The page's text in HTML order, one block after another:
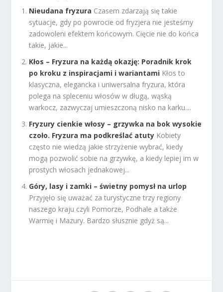
Nieudana fryzura Czasem zdarzają się takie
sytuacje, gdy po powrocie od fryzjera nie jesteśmy
zadowoleni efektem końcowym. Cięcie nie do końca
takie, jakie...
Kłos – Fryzura na każdą okazję: Poradnik krok
po kroku z inspiracjami i wariantami Kłos to
klasyczna, elegancka i uniwersalna fryzura, która
polega na spleceniu włosów w długą, wąską
warkocz, zazwyczaj umieszczoną nisko na karku....
Fryzury cienkie włosy – grzywka na bok wysokie
czoło. Fryzura ma podkreślać atuty Kobiety
często nie wiedzą jakie strzyżenie wybrać, kiedy
mogą pozwolić sobie na grzywkę, a kiedy lepiej im w
prostych włosach jednakowej...
Góry, lasy i zamki – świetny pomysł na urlop
Przyjęło się uważać za turystyczne trzy regiony
naszego kraju czyli Pomorze, Podhale a także
Warmię i Mazury. Bardzo słusznie gdyż są...